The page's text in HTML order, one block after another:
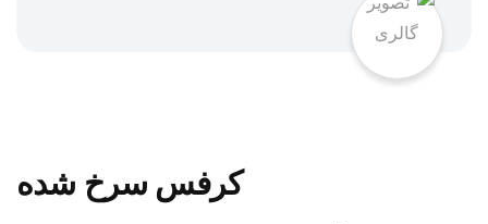
کرفس سرخ شده